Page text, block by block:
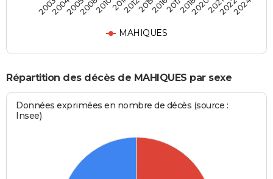
MAHIQUES
200320042005200820102011201220152016201720182020202120222024
Répartition des décès de MAHIQUES par sexe
Données exprimées en nombre de décès (source :
Insee)